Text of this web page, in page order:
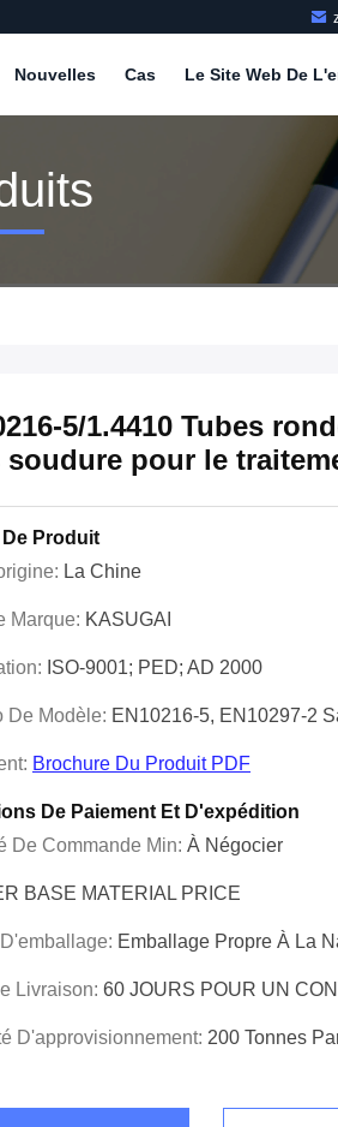
Nouvelles Cas Le Site Web De
5/1.4410 Tubes
soudure pour le
De Produit
La Chine
Marque: KASUGAI
ISO-9001; PED; AD 2000
De Modèle: EN10216-5, EN10297-2
Brochure Du Produit PDF
De Paiement Et D'expédition
De Commande Min: À Négocier
BASE MATERIAL PRICE
Emballage Propre À La
Livraison: 60 JOURS POUR UN
D'approvisionnement: 200 Tonnes